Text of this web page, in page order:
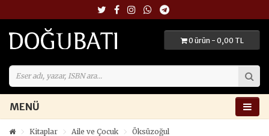
0 ürün - 0,00 TL
MENÜ
Kitaplar Aile ve Çocuk Öksüzoğul